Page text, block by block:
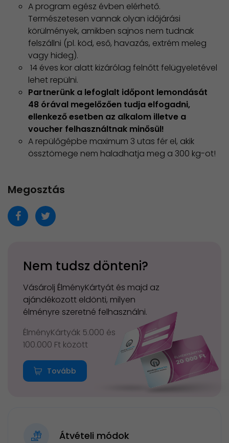
A program egész évben elérhető.
Természetesen vannak olyan időjárási
körülmények, amikben sajnos nem tudnak
felszállni (pl. köd, eső, havazás, extrém meleg
vagy hideg).
14 éves kor alatt kizárólag felnőtt felügyeletével
lehet repülni.
Partnerünk a lefoglalt időpont lemondását
48 órával megelőzően tudja elfogadni,
ellenkező esetben az alkalom illetve a
voucher felhasználtnak minősül!
A repülőgépbe maximum 3 utas fér el, akik
össztömege nem haladhatja meg a 300 kg-ot!
Megosztás
Nem tudsz dönteni?
Vásárolj ÉlményKártyát és majd az
ajándékozott eldönti, milyen
élményre szeretné felhasználni.
ÉlményKártyák 5.000 és
100.000 Ft között
Tovább
Átvételi módok